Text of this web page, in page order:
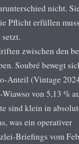
nicht.
Pflicht erfüllen
zwischen den
Soubré bewegt
Anteil (Vintage
von 5,13 %
sind klein in
was ein operativer
Briefings vom